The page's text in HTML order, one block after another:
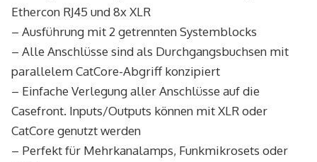
Ethercon RJ45 und 8x XLR
– Ausführung mit 2 getrennten Systemblocks
– Alle Anschlüsse sind als Durchgangsbuchsen mit
parallelem CatCore-Abgriff konzipiert
– Einfache Verlegung aller Anschlüsse auf die
Casefront. Inputs/Outputs können mit XLR oder
CatCore genutzt werden
– Perfekt für Mehrkanalamps, Funkmikrosets oder